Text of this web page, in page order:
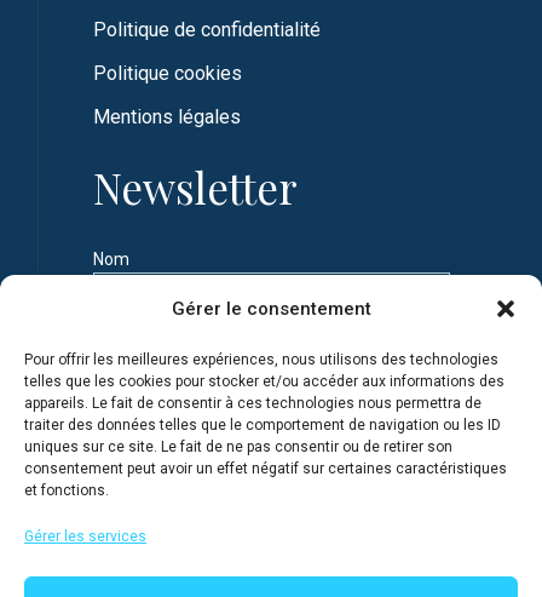
Gérer le consentement
Pour offrir les meilleures expériences, nous utilisons des technologies
telles que les cookies pour stocker et/ou accéder aux informations des
appareils. Le fait de consentir à ces technologies nous permettra de
traiter des données telles que le comportement de navigation ou les ID
uniques sur ce site. Le fait de ne pas consentir ou de retirer son
consentement peut avoir un effet négatif sur certaines caractéristiques
et fonctions.
Gérer les services
Politique de confidentialité
Politique cookies
Mentions légales
Newsletter
Nom
Adresse e-mail
confidentialité du site